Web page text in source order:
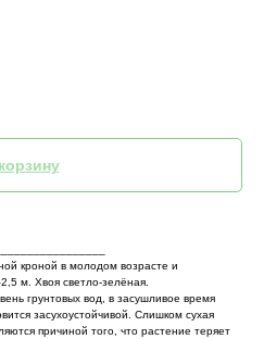
кроной в молодом возрасте и
м. Хвоя светло-зелёная.
грунтовых вод, в засушливое время
засухоустойчивой. Слишком сухая
причиной того, что растение теряет